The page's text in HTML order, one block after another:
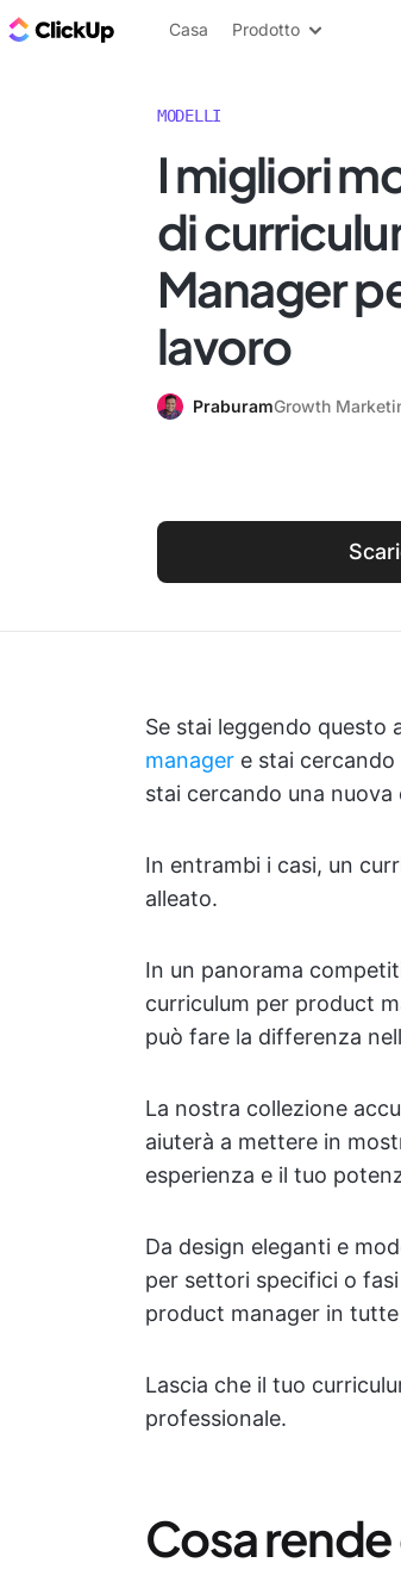
Blog di ClickUp
Casa Prodotto
MODELLI
I migliori
di
Manager
lavoro
PraburamGrowth
Se stai leggendo questo
manager e stai
stai cercando una
In entrambi i casi, un
alleato.
In un panorama
curriculum per product
può fare la differenza
La nostra collezione
aiuterà a mettere in
esperienza e il tuo
Da design eleganti e
per settori specifici o
product manager in
Lascia che il tuo
professionale.
Cosa